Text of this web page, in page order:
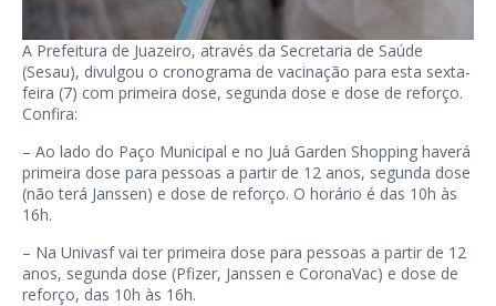
A Prefeitura de Juazeiro, através da Secretaria de Saúde
(Sesau), divulgou o cronograma de vacinação para esta sexta-
feira (7) com primeira dose, segunda dose e dose de reforço.
Confira:
– Ao lado do Paço Municipal e no Juá Garden Shopping haverá
primeira dose para pessoas a partir de 12 anos, segunda dose
(não terá Janssen) e dose de reforço. O horário é das 10h às
16h.
– Na Univasf vai ter primeira dose para pessoas a partir de 12
anos, segunda dose (Pfizer, Janssen e CoronaVac) e dose de
reforço, das 10h às 16h.